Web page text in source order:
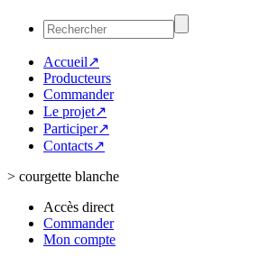
Accueil↗
Producteurs
Commander
Le projet↗
Participer↗
Contacts↗
> courgette blanche
Accès direct
Commander
Mon compte